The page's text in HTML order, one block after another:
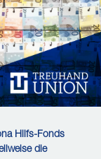
Hilfs-Fonds
die